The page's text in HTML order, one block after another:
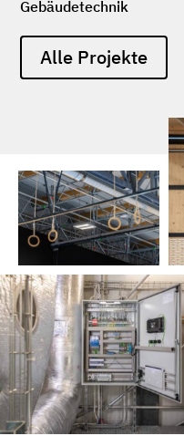
Gebäudetechnik
Alle Projekte